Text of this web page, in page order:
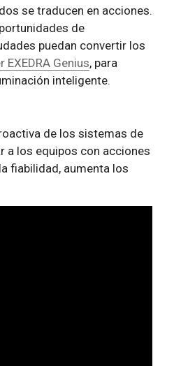
se traducen en acciones.
de
puedan convertir los
EXEDRA Genius, para
inteligente.
de los sistemas de
a los equipos con acciones
fiabilidad, aumenta los